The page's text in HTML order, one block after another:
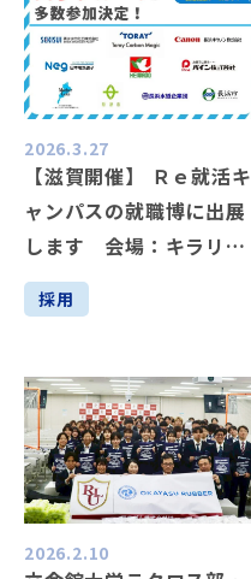
2026.3.27
【滋賀開催】 Ｒｅ就活キ
ャンパスの就職博に出展
します 会場：キラリエ
草津
採用
2026.2.10